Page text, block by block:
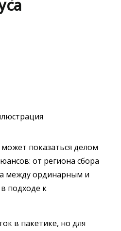
показаться делом
от региона сбора
между ординарным и
подходе к
в пакетике, но для